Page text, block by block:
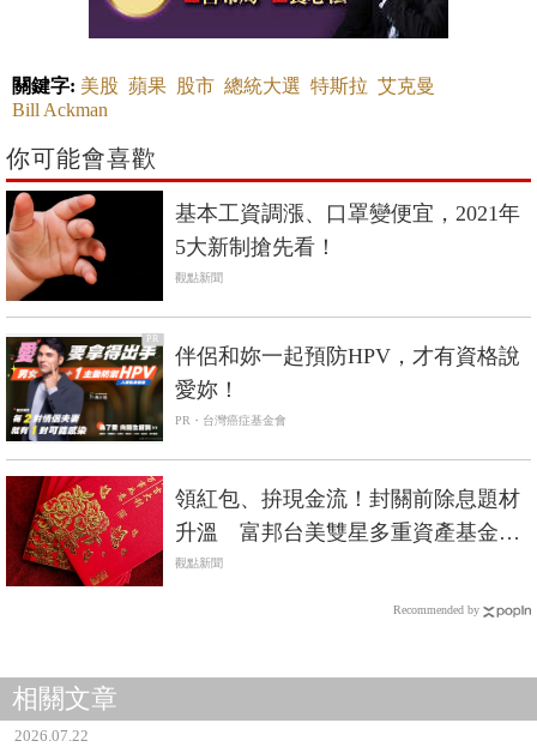
關鍵字: 美股 蘋果 股市 總統大選 特斯拉 艾克曼
Bill Ackman
你可能會喜歡
基本工資調漲、口罩變便宜，2021年
5大新制搶先看！
觀點新聞
PR
伴侶和妳一起預防HPV，才有資格說
愛妳！
PR・台灣癌症基金會
領紅包、拚現金流！封關前除息題材
升溫 富邦台美雙星多重資產基金成
焦點
觀點新聞
Recommended by
相關文章
2026.07.22